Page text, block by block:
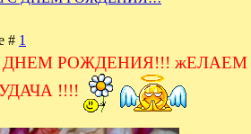
# 1
ДНЕМ РОЖДЕНИЯ!!!
!!!!